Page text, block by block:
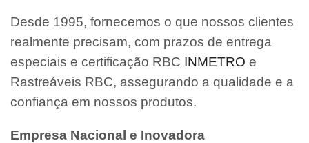
Desde 1995, fornecemos o que nossos clientes
realmente precisam, com prazos de entrega
especiais e certificação RBC INMETRO e
Rastreáveis RBC, assegurando a qualidade e a
confiança em nossos produtos.
Empresa Nacional e Inovadora